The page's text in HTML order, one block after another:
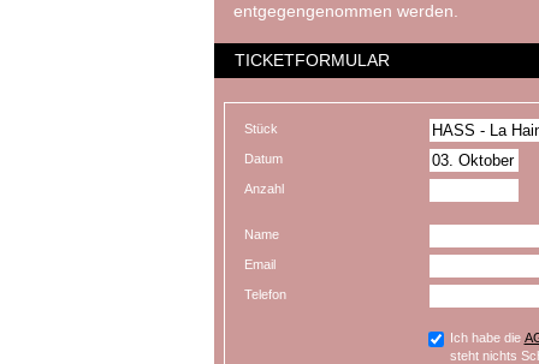
entgegengenommen werden.
TICKETFORMULAR
Stück
Datum
Anzahl
Name
Email
Telefon
Ich habe die
steht nichts